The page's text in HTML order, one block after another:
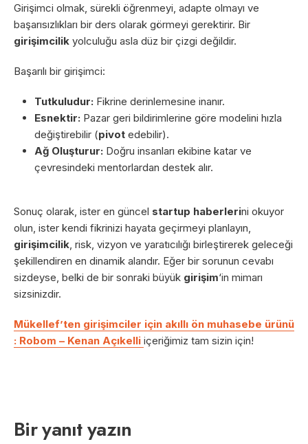
Girişimci olmak, sürekli öğrenmeyi, adapte olmayı ve
başarısızlıkları bir ders olarak görmeyi gerektirir. Bir
girişimcilik yolculuğu asla düz bir çizgi değildir.
Başarılı bir girişimci:
Tutkuludur: Fikrine derinlemesine inanır.
Esnektir: Pazar geri bildirimlerine göre modelini hızla
değiştirebilir (pivot edebilir).
Ağ Oluşturur: Doğru insanları ekibine katar ve
çevresindeki mentorlardan destek alır.
Sonuç olarak, ister en güncel startup haberlerini okuyor
olun, ister kendi fikrinizi hayata geçirmeyi planlayın,
girişimcilik , risk, vizyon ve yaratıcılığı birleştirerek geleceği
şekillendiren en dinamik alandır. Eğer bir sorunun cevabı
sizdeyse, belki de bir sonraki büyük girişim‘in mimarı
sizsinizdir.
Mükellef’ten girişimciler için akıllı ön muhasebe ürünü
: Robom – Kenan Açıkelli içeriğimiz tam sizin için!
Bir yanıt yazın